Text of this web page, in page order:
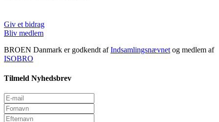
Giv et bidrag
Bliv medlem
BROEN Danmark er godkendt afIndsamlingsnævnetog medlem af
ISOBRO
Tilmeld Nyhedsbrev